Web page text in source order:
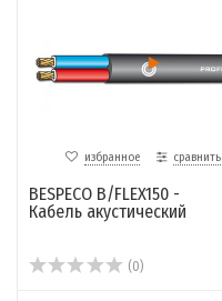
избранное сравнить
BESPECO B/FLEX150 -
Кабель акустический
(0)